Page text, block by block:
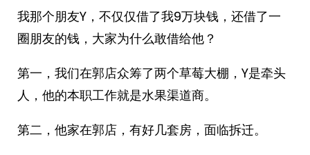
我那个朋友Y，不仅仅借了我9万块钱，还借了一
圈朋友的钱，大家为什么敢借给他？
第一，我们在郭店众筹了两个草莓大棚，Y是牵头
人，他的本职工作就是水果渠道商。
第二，他家在郭店，有好几套房，面临拆迁。